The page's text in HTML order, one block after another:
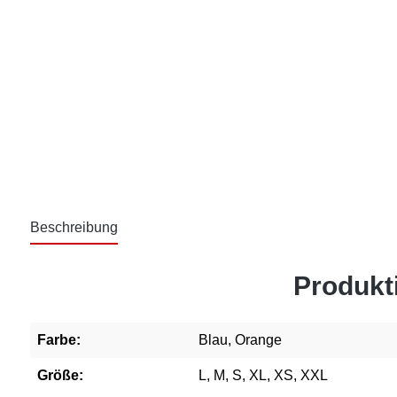
Beschreibung
Farbe: Blau, Orange
Größe: L, M, S, XL, XS, XXL